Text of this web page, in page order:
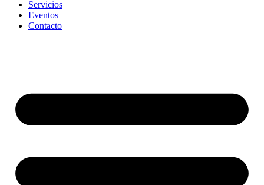
Servicios
Eventos
Contacto